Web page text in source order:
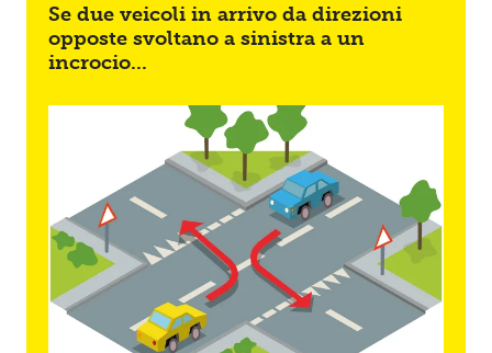
Se due veicoli in arrivo da direzioni
opposte svoltano a sinistra a un
incrocio...